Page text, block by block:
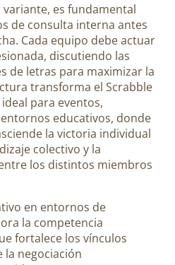
es fundamental
de consulta interna antes
Cada equipo debe actuar
discutiendo las
de letras para maximizar la
transforma el Scrabble
para eventos,
educativos, donde
la victoria individual
colectivo y la
los distintos miembros
en entornos de
la competencia
fortalece los vínculos
la negociación